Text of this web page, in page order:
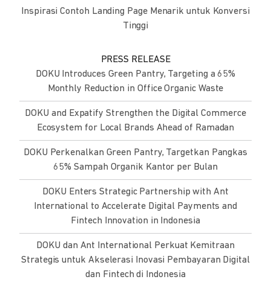
Inspirasi Contoh Landing Page Menarik untuk Konversi
Tinggi
PRESS RELEASE
DOKU Introduces Green Pantry, Targeting a 65%
Monthly Reduction in Office Organic Waste
DOKU and Expatify Strengthen the Digital Commerce
Ecosystem for Local Brands Ahead of Ramadan
DOKU Perkenalkan Green Pantry, Targetkan Pangkas
65% Sampah Organik Kantor per Bulan
DOKU Enters Strategic Partnership with Ant
International to Accelerate Digital Payments and
Fintech Innovation in Indonesia
DOKU dan Ant International Perkuat Kemitraan
Strategis untuk Akselerasi Inovasi Pembayaran Digital
dan Fintech di Indonesia